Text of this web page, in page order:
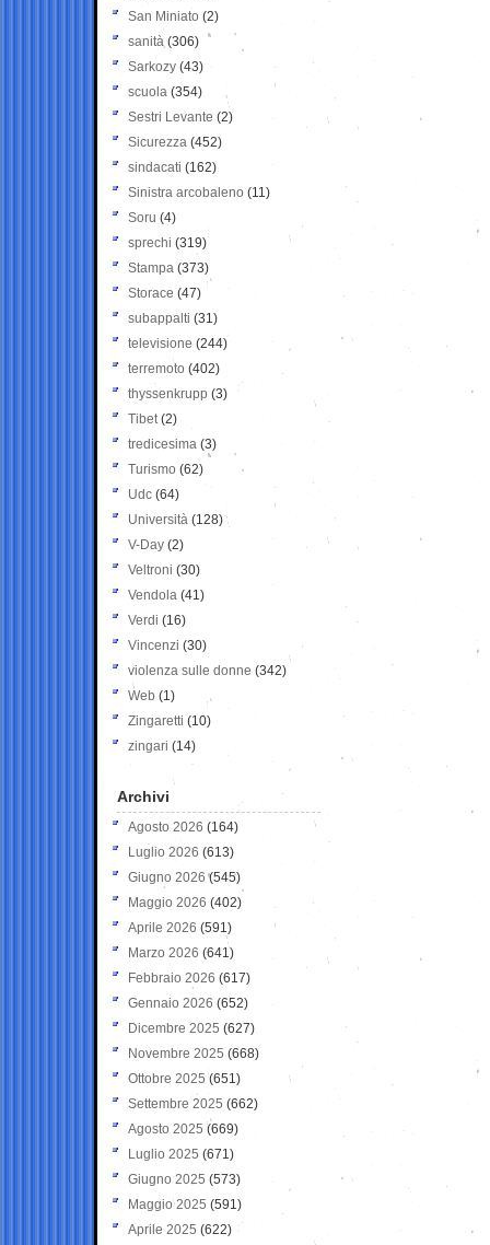
San Miniato (2)
sanità (306)
Sarkozy (43)
scuola (354)
Sestri Levante (2)
Sicurezza (452)
sindacati (162)
Sinistra arcobaleno (11)
Soru (4)
sprechi (319)
Stampa (373)
Storace (47)
subappalti (31)
televisione(244)
terremoto (402)
thyssenkrupp (3)
Tibet(2)
tredicesima (3)
Turismo (62)
Udc (64)
Università (128)
V-Day (2)
Veltroni (30)
Vendola (41)
Verdi (16)
Vincenzi (30)
violenza sulle donne (342)
Web (1)
Zingaretti (10)
zingari (14)
Archivi
Agosto 2026 (164)
Luglio 2026 (613)
Giugno 2026 (545)
Maggio 2026 (402)
Aprile 2026 (591)
Marzo 2026 (641)
Febbraio 2026 (617)
Gennaio 2026 (652)
Dicembre 2025 (627)
Novembre 2025 (668)
Ottobre 2025 (651)
Settembre 2025 (662)
Agosto 2025 (669)
Luglio 2025 (671)
Giugno 2025 (573)
Maggio 2025 (591)
Aprile 2025 (622)